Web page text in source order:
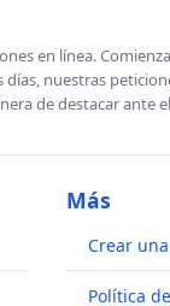
en línea.
nuestras
de destacar ante
Más
Crear
Política